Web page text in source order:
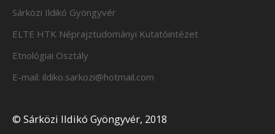
Sárközi Ildikó Gyöngyvér
ELTE HTK Néprajztudományi Kutatóintézet
Etnológiai Osztály
E-mail: ildiko.sarkozi@hotmail.com
© Sárközi Ildikó Gyöngyvér, 2018